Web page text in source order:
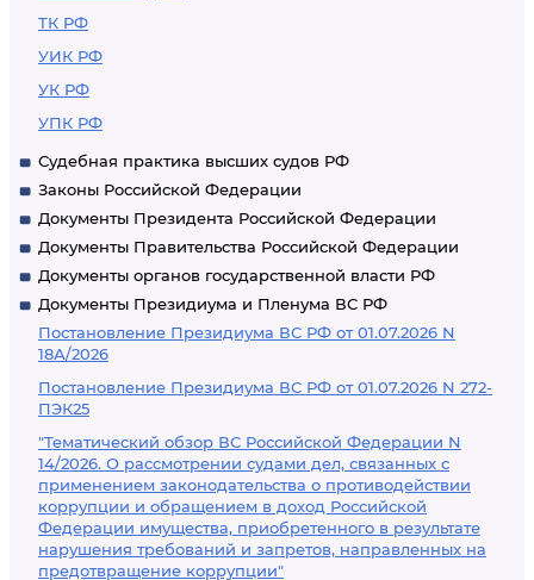
ТК РФ
УИК РФ
УК РФ
УПК РФ
Судебная практика высших судов РФ
Законы Российской Федерации
Документы Президента Российской Федерации
Документы Правительства Российской Федерации
Документы органов государственной власти РФ
Документы Президиума и Пленума ВС РФ
Постановление Президиума ВС РФ от 01.07.2026 N
18А/2026
Постановление Президиума ВС РФ от 01.07.2026 N 272-
ПЭК25
"Тематический обзор ВС Российской Федерации N
14/2026. О рассмотрении судами дел, связанных с
применением законодательства о противодействии
коррупции и обращением в доход Российской
Федерации имущества, приобретенного в результате
нарушения требований и запретов, направленных на
предотвращение коррупции"